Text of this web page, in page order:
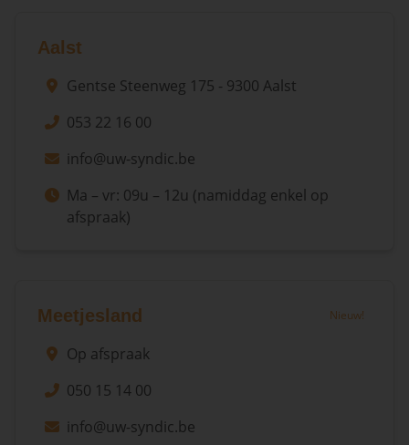
Aalst
Gentse Steenweg 175 - 9300 Aalst
053 22 16 00
info@uw-syndic.be
Ma – vr: 09u – 12u (namiddag enkel op
afspraak)
Meetjesland Nieuw!
Op afspraak
050 15 14 00
info@uw-syndic.be